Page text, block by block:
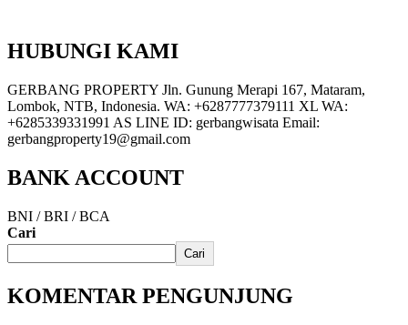
HUBUNGI KAMI
GERBANG PROPERTY Jln. Gunung Merapi 167, Mataram,
Lombok, NTB, Indonesia. WA: +6287777379111 XL WA:
+6285339331991 AS LINE ID: gerbangwisata Email:
gerbangproperty19@gmail.com
BANK ACCOUNT
BNI / BRI / BCA
Cari
Cari
KOMENTAR PENGUNJUNG